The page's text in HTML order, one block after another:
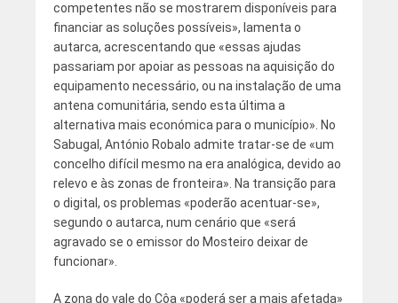
competentes não se mostrarem disponíveis para
financiar as soluções possíveis», lamenta o
autarca, acrescentando que «essas ajudas
passariam por apoiar as pessoas na aquisição do
equipamento necessário, ou na instalação de uma
antena comunitária, sendo esta última a
alternativa mais económica para o município». No
Sabugal, António Robalo admite tratar-se de «um
concelho difícil mesmo na era analógica, devido ao
relevo e às zonas de fronteira». Na transição para
o digital, os problemas «poderão acentuar-se»,
segundo o autarca, num cenário que «será
agravado se o emissor do Mosteiro deixar de
funcionar».
A zona do vale do Côa «poderá ser a mais afetada»